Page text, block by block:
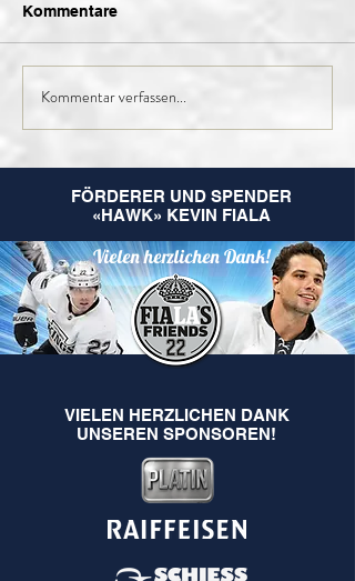
Finales Kader der 1.
Kommentare
Kommentar verfassen...
FÖRDERER UND SPENDER
«HAWK» KEVIN FIALA
Vielen herzlichen Dank!
VIELEN HERZLICHEN DANK
UNSEREN SPONSOREN!